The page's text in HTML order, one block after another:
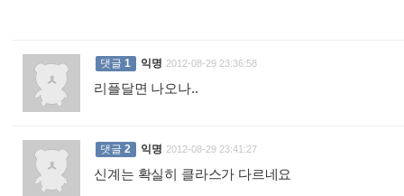
댓글 1 익명 2012-08-29 23:36:58
리플달면 나오나..
댓글 2 익명 2012-08-29 23:41:27
신계는 확실히 클라스가 다르네요